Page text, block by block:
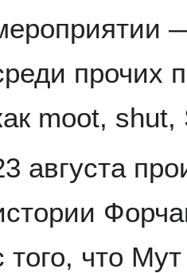
прочих
moot,
августа
того, что